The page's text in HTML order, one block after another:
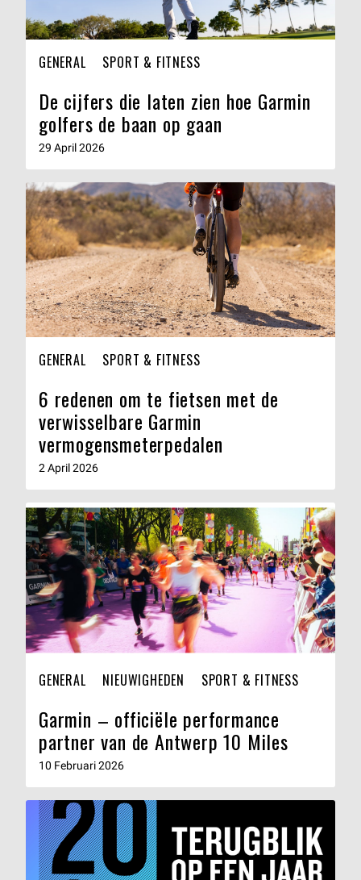
GENERAL SPORT & FITNESS
De cijfers die laten zien hoe Garmin
golfers de baan op gaan
29 April 2026
GENERAL SPORT & FITNESS
6 redenen om te fietsen met de
verwisselbare Garmin
vermogensmeterpedalen
2 April 2026
GENERAL NIEUWIGHEDEN SPORT & FITNESS
Garmin – officiële performance
partner van de Antwerp 10 Miles
10 Februari 2026